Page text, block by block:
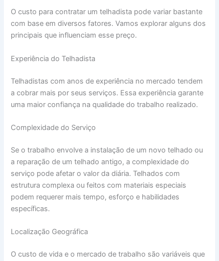
O custo para contratar um telhadista pode variar bastante
com base em diversos fatores. Vamos explorar alguns dos
principais que influenciam esse preço.
Experiência do Telhadista
Telhadistas com anos de experiência no mercado tendem
a cobrar mais por seus serviços. Essa experiência garante
uma maior confiança na qualidade do trabalho realizado.
Complexidade do Serviço
Se o trabalho envolve a instalação de um novo telhado ou
a reparação de um telhado antigo, a complexidade do
serviço pode afetar o valor da diária. Telhados com
estrutura complexa ou feitos com materiais especiais
podem requerer mais tempo, esforço e habilidades
específicas.
Localização Geográfica
O custo de vida e o mercado de trabalho são variáveis que